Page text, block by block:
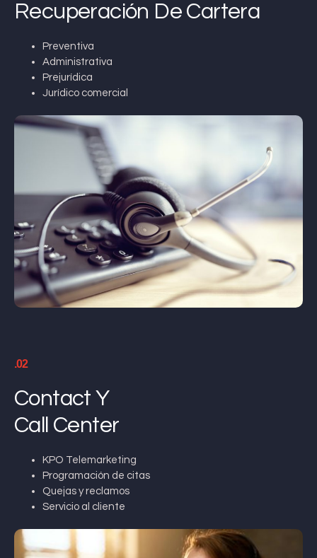
Recuperación De Cartera
Preventiva
Administrativa
Prejurídica
Jurídico comercial
.02
Contact Y
Call Center
KPO Telemarketing
Programación de citas
Quejas y reclamos
Servicio al cliente